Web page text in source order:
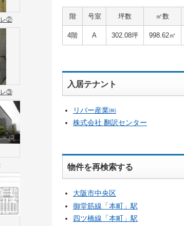
レ②
レ③
階 号室 坪数 ㎡数
4階 A 302.08坪 998.62㎡
入居テナント
リバー産業㈱
株式会社 翻訳センター
物件を再検索する
大阪市中央区
御堂筋線「本町 」駅
四ツ橋線「本町 」駅